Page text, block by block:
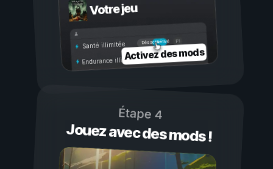
Votre jeu
Activé
Désactivé
Santé illimitée
Endurance illimitéeActivez des mods
Étape 4
Jouez avec des mods !